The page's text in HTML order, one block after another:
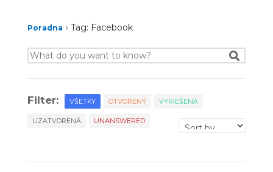
Poradna › Tag: Facebook
Filter: VŠETKY OTVORENÝ VYRIEŠENÁ
UZATVORENÁ UNANSWERED